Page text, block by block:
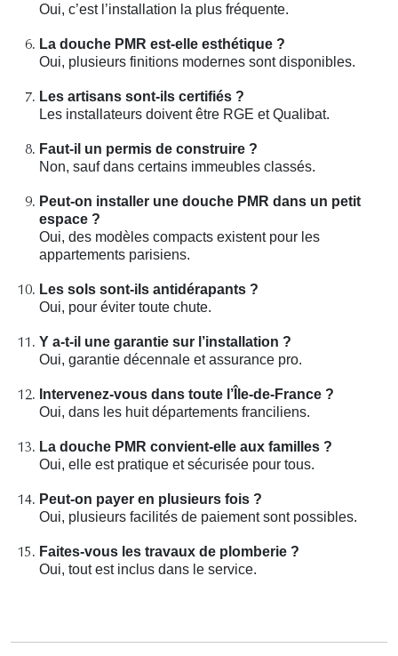
Oui, c’est l’installation la plus fréquente.
La douche PMR est-elle esthétique ?
Oui, plusieurs finitions modernes sont disponibles.
Les artisans sont-ils certifiés ?
Les installateurs doivent être RGE et Qualibat.
Faut-il un permis de construire ?
Non, sauf dans certains immeubles classés.
Peut-on installer une douche PMR dans un petit
espace ?
Oui, des modèles compacts existent pour les
appartements parisiens.
Les sols sont-ils antidérapants ?
Oui, pour éviter toute chute.
Y a-t-il une garantie sur l’installation ?
Oui, garantie décennale et assurance pro.
Intervenez-vous dans toute l’Île-de-France ?
Oui, dans les huit départements franciliens.
La douche PMR convient-elle aux familles ?
Oui, elle est pratique et sécurisée pour tous.
Peut-on payer en plusieurs fois ?
Oui, plusieurs facilités de paiement sont possibles.
Faites-vous les travaux de plomberie ?
Oui, tout est inclus dans le service.